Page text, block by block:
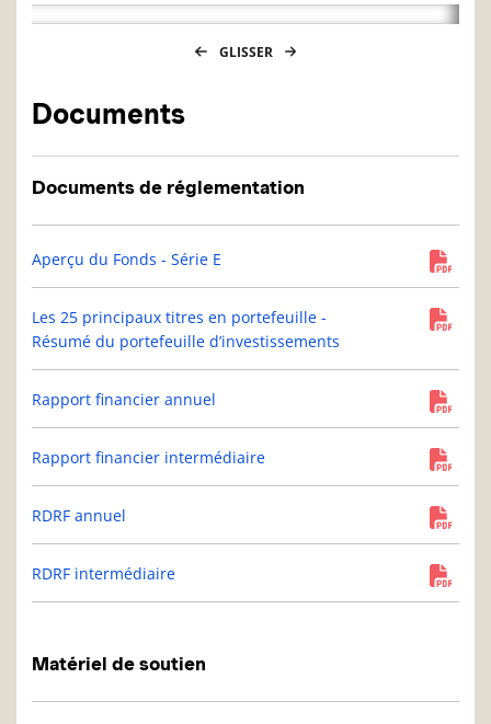
GLISSER
Documents
Documents de réglementation
Aperçu du Fonds - Série E
Les 25 principaux titres en portefeuille -
Résumé du portefeuille d’investissements
Rapport financier annuel
Rapport financier intermédiaire
RDRF annuel
RDRF intermédiaire
Matériel de soutien